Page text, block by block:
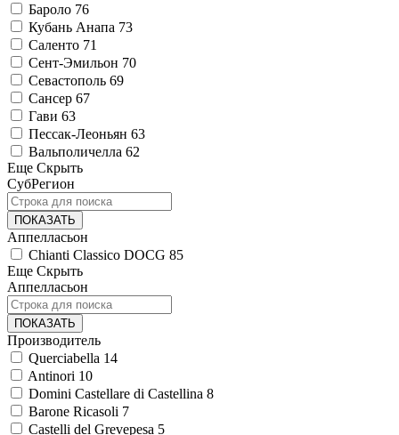
Бароло 76
Кубань Анапа 73
Саленто 71
Сент-Эмильон 70
Севастополь 69
Сансер 67
Гави 63
Пессак-Леоньян 63
Вальполичелла 62
Еще Скрыть
СубРегион
ПОКАЗАТЬ
Аппелласьон
Chianti Classico DOCG 85
Еще Скрыть
Аппелласьон
ПОКАЗАТЬ
Производитель
Querciabella 14
Antinori 10
Domini Castellare di Castellina 8
Barone Ricasoli 7
Castelli del Grevepesa 5